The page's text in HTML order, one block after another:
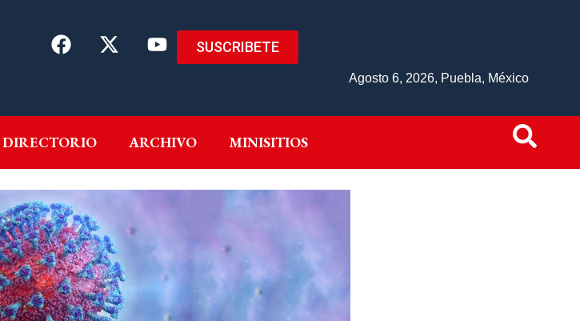
SUSCRIBETE
Agosto 6, 2026, Puebla, México
DIRECTORIO ARCHIVO MINISITIOS
GENEROS DIRECTORIO ARCHIVO MINISITIOS